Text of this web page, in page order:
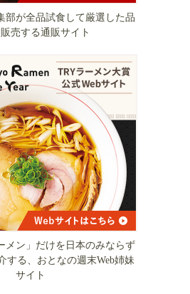
部が全品試食して厳選した品
売する通販サイト
メン」だけを日本のみならず
する、おとなの週末Web姉妹
サイト